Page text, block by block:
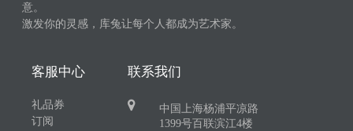
意。
激发你的灵感，库兔让每个人都成为艺术家。
客服中心
礼品券
订阅
联系我们
中国上海杨浦平凉路
1399号百联滨江4楼